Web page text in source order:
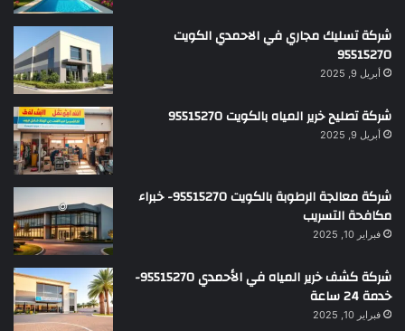
شركة تسليك مجاري في الاحمدي الكويت
95515270
أبريل 9, 2025
شركة تصليح خرير المياه بالكويت 95515270
أبريل 9, 2025
شركة معالجة الرطوبة بالكويت 95515270- خبراء
مكافحة التسريب
فبراير 10, 2025
شركة كشف خرير المياه في الأحمدي 95515270-
خدمة 24 ساعة
فبراير 10, 2025